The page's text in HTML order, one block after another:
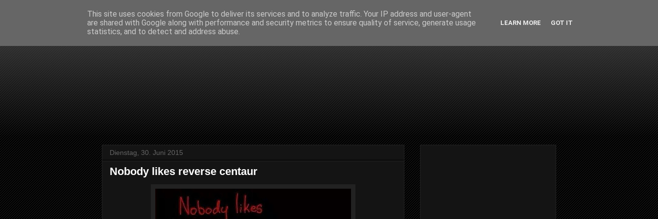
Dienstag, 30. Juni 2015
Nobody likes reverse centaur
This site uses cookies from Google to deliver its services and to analyze traffic. Your IP address and user-agent
are shared with Google along with performance and security metrics to ensure quality of service, generate usage
statistics, and to detect and address abuse.
LEARN MORE GOT IT